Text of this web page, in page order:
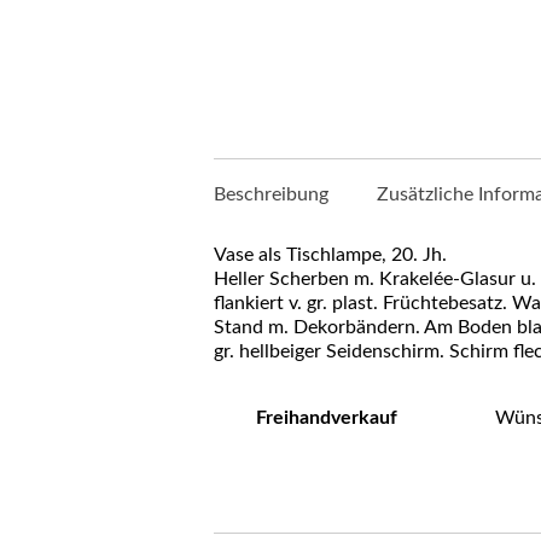
Beschreibung Zusätzliche
Vase als Tischlampe, 20. Jh.
Heller Scherben m. Krakelée-Glasur
flankiert v. gr. plast. Früchtebesatz.
Stand m. Dekorbändern. Am Boden
gr. hellbeiger Seidenschirm. Schirm
Freihandverkauf